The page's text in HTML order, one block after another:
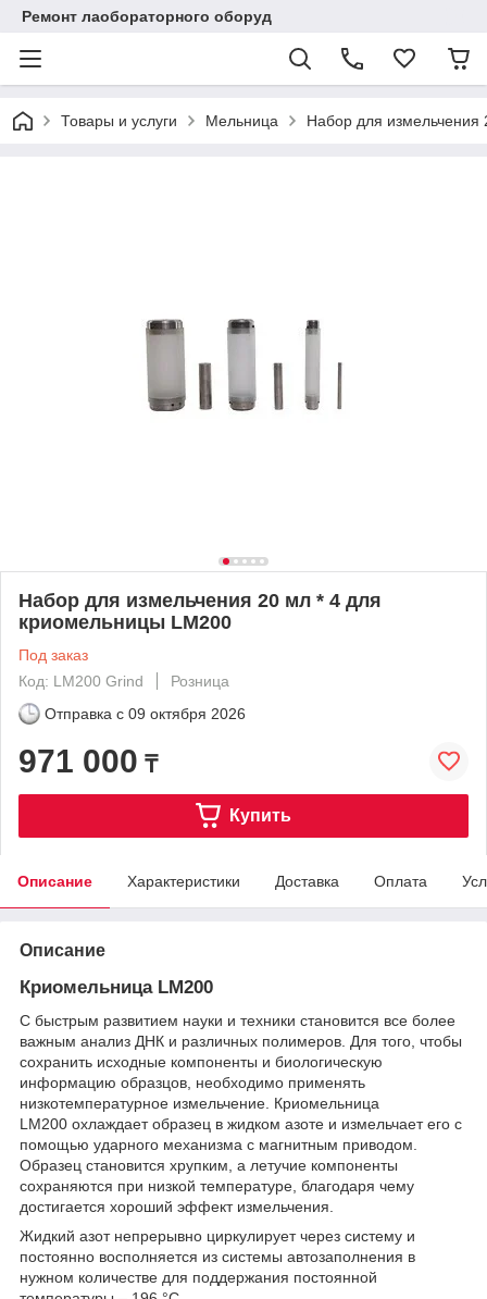
Ремонт лаобораторного оборуд
Товары и услуги Мельница Набор для
Набор для измельчения 20 мл * 4 для
криомельницы LM200
Под заказ
Код: LM200 Grind
Розница
Отправка с 09 октября 2026
971 000 ₸
Купить
Описание Характеристики Доставка Оплата
Описание
Криомельница LM200
С быстрым развитием науки и техники становится все более
важным анализ ДНК и различных полимеров. Для того, чтобы
сохранить исходные компоненты и биологическую
информацию образцов, необходимо применять
низкотемпературное измельчение. Криомельница
LM200 охлаждает образец в жидком азоте и измельчает его с
помощью ударного механизма с магнитным приводом.
Образец становится хрупким, а летучие компоненты
сохраняются при низкой температуре, благодаря чему
достигается хороший эффект измельчения.
Жидкий азот непрерывно циркулирует через систему и
постоянно восполняется из системы автозаполнения в
нужном количестве для поддержания постоянной